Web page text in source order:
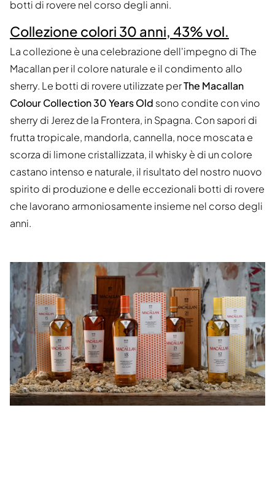
botti di rovere nel corso degli anni.
Collezione colori 30 anni, 43% vol.
La collezione è una celebrazione dell'impegno di The
Macallan per il colore naturale e il condimento allo
sherry. Le botti di rovere utilizzate perThe Macallan
Colour Collection 30 Years Old sono condite con vino
sherry di Jerez de la Frontera, in Spagna. Con sapori di
frutta tropicale, mandorla, cannella, noce moscata e
scorza di limone cristallizzata, il whisky è di un colore
castano intenso e naturale, il risultato del nostro nuovo
spirito di produzione e delle eccezionali botti di rovere
che lavorano armoniosamente insieme nel corso degli
anni.